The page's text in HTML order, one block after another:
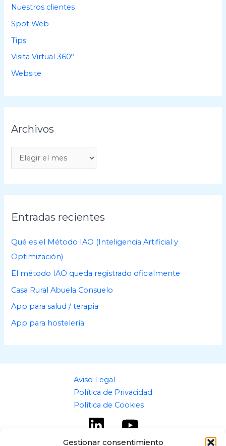
Gestionar consentimiento
Nuestros clientes
Spot Web
Tips
Visita Virtual 360º
Website
Archivos
r
c
h
i
o
s
Entradas recientes
Qué es el Método IAO (Inteligencia Artificial y
Optimización)
El método IAO queda registrado oficialmente
Casa Rural Abuela Consuelo
App para salud / terapia
App para hostelería
Aviso Legal
Política de Privacidad
Política de Cookies